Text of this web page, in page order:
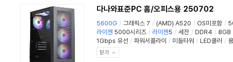
다나와표준PC 홈/오피스용 250702
5600G / 그래픽스 7 / (AMD) A520 / OS미포함 /
라이젠 5000시리즈 / 라이젠5 / 세잔 / DDR4 / 8GB
1Gbps 유선 / 파워서플라이 / 미들타워 / LED쿨러 /
닫기